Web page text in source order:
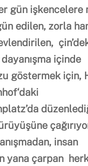
gün işkencelere
edilen, zorla
ç
dayanışma içinde
göstermek için,
düzenledi
şüne çağırı
ışmadan, insan
yana çarpan